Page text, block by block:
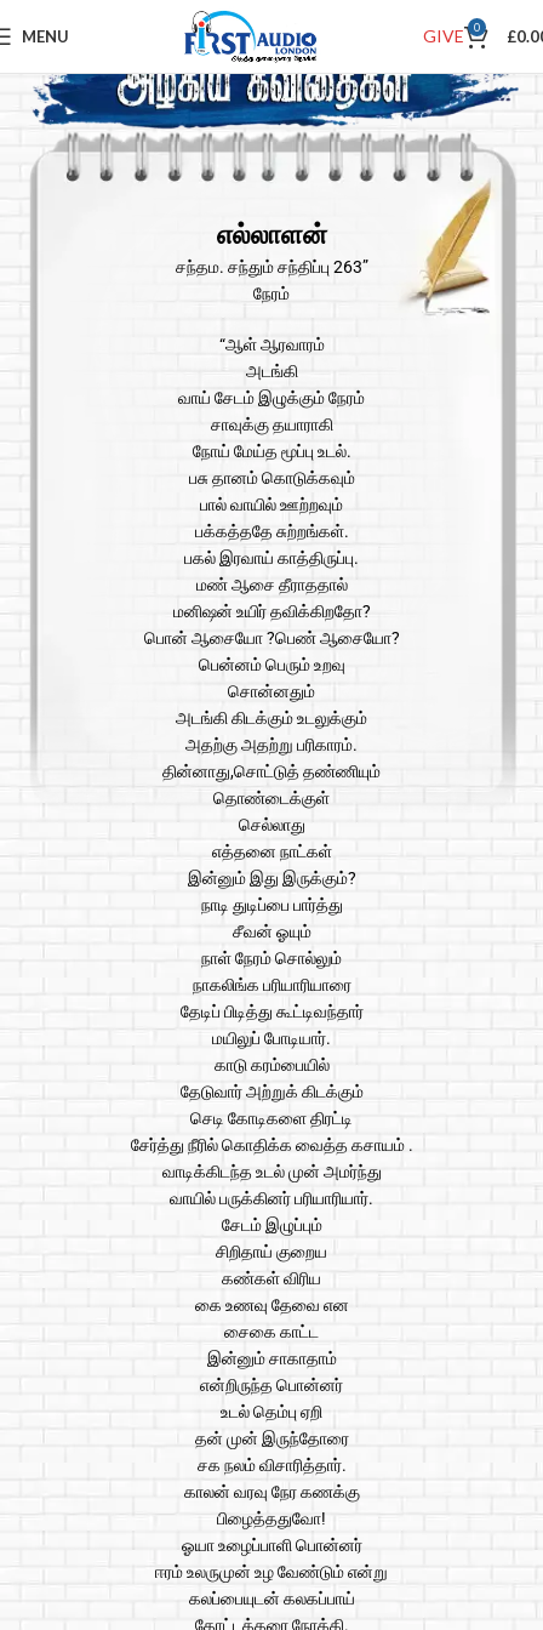
MENU GIVE 0 £
எல்லாளன்
சந்தம. சந்தும் சந்திப்பு 263”
நேரம்
“ஆள் ஆரவாரம்
அடங்கி
வாய் சேடம் இழுக்கும் நேரம்
சாவுக்கு தயாராகி
நோய் மேய்த மூப்பு உடல்.
பசு தானம் கொடுக்கவும்
பால் வாயில் ஊற்றவும்
பக்கத்ததே சுற்றங்கள்.
பகல் இரவாய் காத்திருப்பு.
மண் ஆசை தீராததால்
மனிஷன் உயிர் தவிக்கிறதோ?
பொன் ஆசையோ ?பெண் ஆசையோ?
பென்னம் பெரும் உறவு
சொன்னதும்
அடங்கி கிடக்கும் உடலுக்கும்
அதற்கு அதற்று பரிகாரம்.
தின்னாது,சொட்டுத் தண்ணியும்
தொண்டைக்குள்
செல்லாது
எத்தனை நாட்கள்
இன்னும் இது இருக்கும்?
நாடி துடிப்பை பார்த்து
சீவன் ஓயும்
நாள் நேரம் சொல்லும்
நாகலிங்க பரியாரியாரை
தேடிப் பிடித்து கூட்டிவந்தார்
மயிலுப் போடியார்.
காடு கரம்பையில்
தேடுவார் அற்றுக் கிடக்கும்
செடி கோடிகளை திரட்டி
சேர்த்து நீரில் கொதிக்க வைத்த கசாயம் .
வாடிக்கிடந்த உடல் முன் அமர்ந்து
வாயில் பருக்கினர் பரியாரியார்.
சேடம் இழுப்பும்
சிறிதாய் குறைய
கண்கள் விரிய
கை உணவு தேவை என
சைகை காட்ட
இன்னும் சாகாதாம்
என்றிருந்த பொன்னர்
உடல் தெம்பு ஏறி
தன் முன் இருந்தோரை
சக நலம் விசாரித்தார்.
காலன் வரவு நேர கணக்கு
பிழைத்ததுவோ!
ஓயா உழைப்பாளி பொன்னர்
ஈரம் உலருமுன் உழ வேண்டும் என்று
கலப்பையுடன் கலகப்பாய்
தோட்டத்தரை நோக்கி.